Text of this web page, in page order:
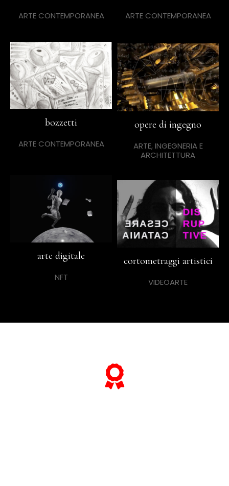
ARTE CONTEMPORANEA ARTE CONTEMPORANEA
bozzetti
ARTE CONTEMPORANEA
opere di ingegno
ARTE, INGEGNERIA E
ARCHITETTURA
arte digitale
NFT
cortometraggi artistici
VIDEOARTE